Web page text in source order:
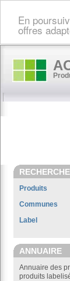
En
offres
RECHERCHE
Produits
Communes
Label
ANNUAIRE
Annuaire des
produits